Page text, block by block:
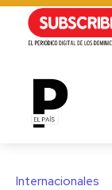
Internacionales